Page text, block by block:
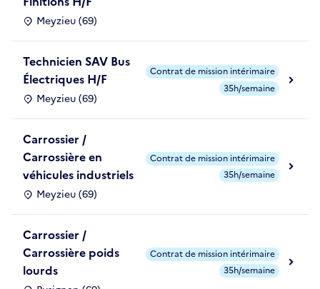
Meyzieu (69)
Technicien SAV Bus
Électriques H/F
Meyzieu (69)
Contrat de mission intérimaire
35h/semaine
Carrossier /
Carrossière en
véhicules industriels
Meyzieu (69)
Contrat de mission intérimaire
35h/semaine
Carrossier /
Carrossière poids
lourds
Contrat de mission intérimaire
35h/semaine